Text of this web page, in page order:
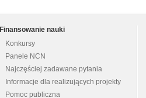
Finansowanie nauki
Konkursy
Panele NCN
Najczęściej zadawane pytania
Informacje dla realizujących projekty
Pomoc publiczna